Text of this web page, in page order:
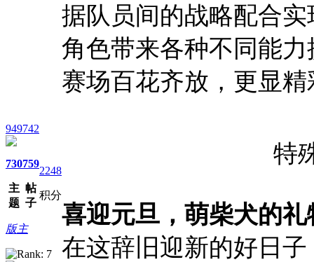
949742
730
主
题
759
帖
子
2248
积分
版主
据队员间的战略配合
角色带来各种不同能
赛场百花齐放，更显精
特
喜迎元旦，萌柴犬的礼
在这辞旧迎新的好日